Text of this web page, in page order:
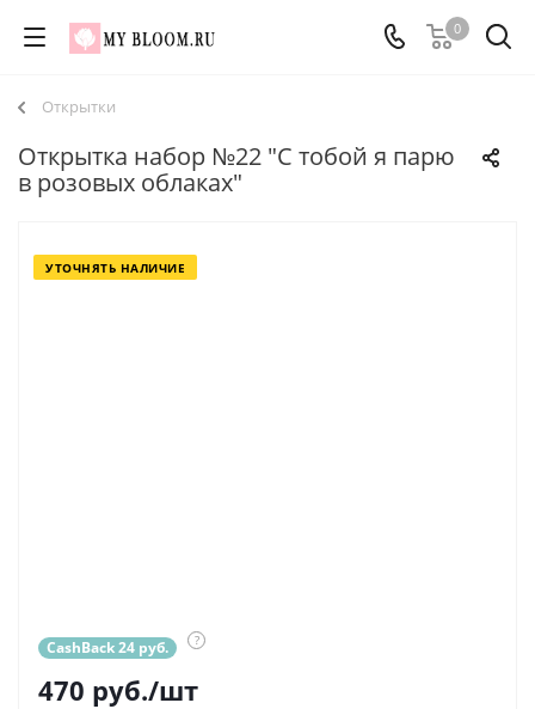
0
Открытки
Открытка набор №22 "С тобой я парю
в розовых облаках"
УТОЧНЯТЬ НАЛИЧИЕ
CashBack 24 руб. ?
470 руб./шт